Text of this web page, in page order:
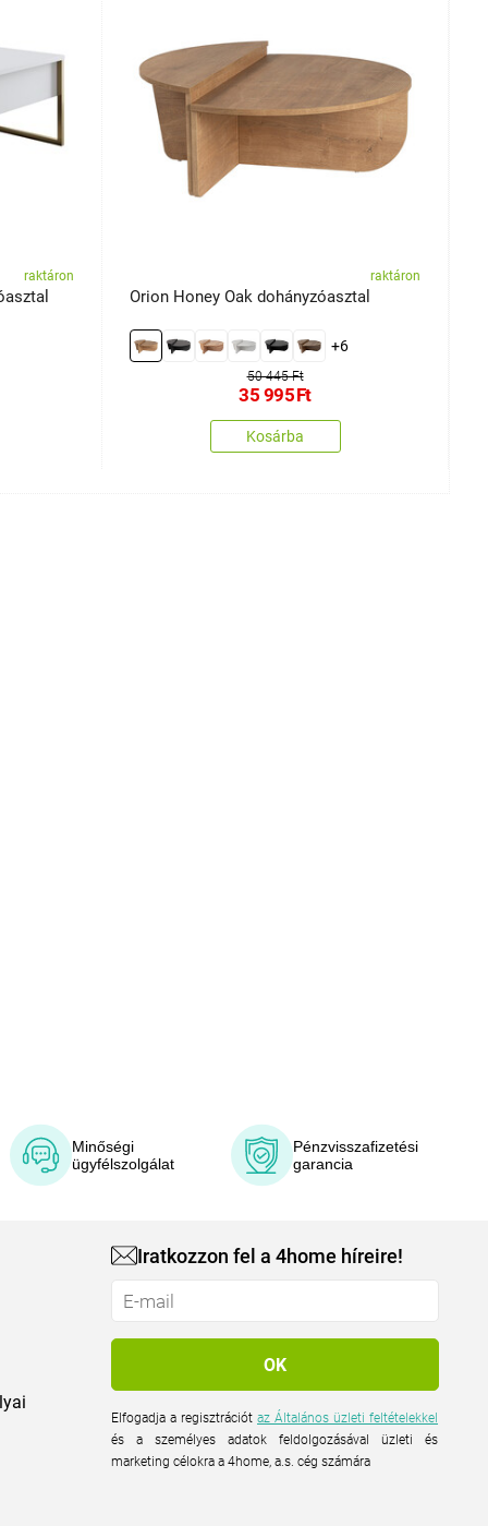
raktáron raktáron
Orion Honey Oak dohányzóasztal
+6
50 445 Ft
35 995Ft
Kosárba
Minőségi
ügyfélszolgálat
Pénzvisszafizetési
garancia
Iratkozzon fel a 4home híreire!
Elfogadja a regisztrációtaz Általános üzleti feltételekkel
és a személyes adatok feldolgozásával üzleti és
marketing célokra a 4home, a.s. cég számára